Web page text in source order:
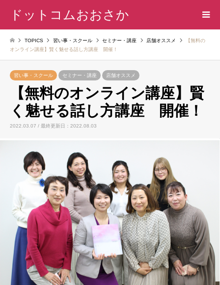
ドットコムおおさか
TOPICS 習い事・スクール セミナー・講座 店舗オススメ
【無料の
オンライン講座】賢く魅せる話し方講座 開催！
習い事・スクール セミナー・講座 店舗オススメ
【無料のオンライン講座】賢
く魅せる話し方講座 開催！
2022.03.07 / 最終更新日：2022.08.03